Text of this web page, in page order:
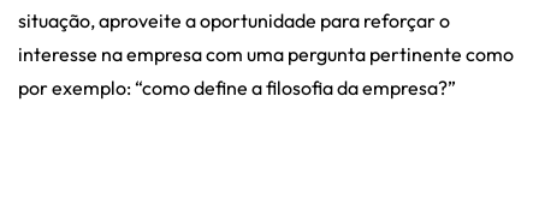
situação, aproveite a oportunidade para reforçar o
interesse na empresa com uma pergunta pertinente como
por exemplo: “como define a filosofia da empresa?”